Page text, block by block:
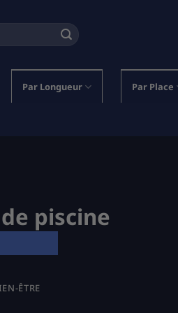
Par Longueur Par Place
piscine
ÊTRE